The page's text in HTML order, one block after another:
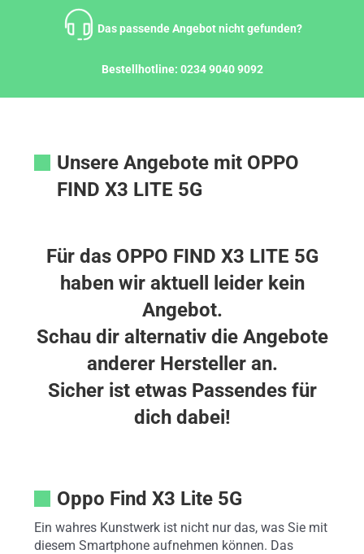
Das passende Angebot nicht gefunden?
Bestellhotline: 0234 9040 9092
Unsere Angebote mit OPPO
FIND X3 LITE 5G
Für das OPPO FIND X3 LITE 5G
haben wir aktuell leider kein
Angebot.
Schau dir alternativ die Angebote
anderer Hersteller an.
Sicher ist etwas Passendes für
dich dabei!
Oppo Find X3 Lite 5G
Ein wahres Kunstwerk ist nicht nur das, was Sie mit
diesem Smartphone aufnehmen können. Das